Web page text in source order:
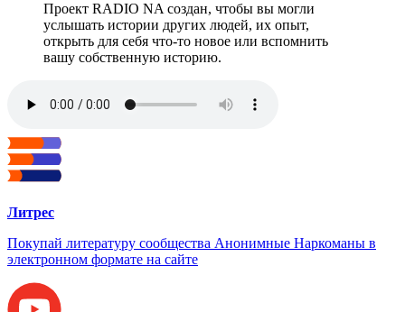
Проект RADIO NA создан, чтобы вы могли
услышать истории других людей, их опыт,
открыть для себя что-то новое или вспомнить
вашу собственную историю.
Литрес
Покупай литературу сообщества Анонимные Наркоманы в
электронном формате на сайте